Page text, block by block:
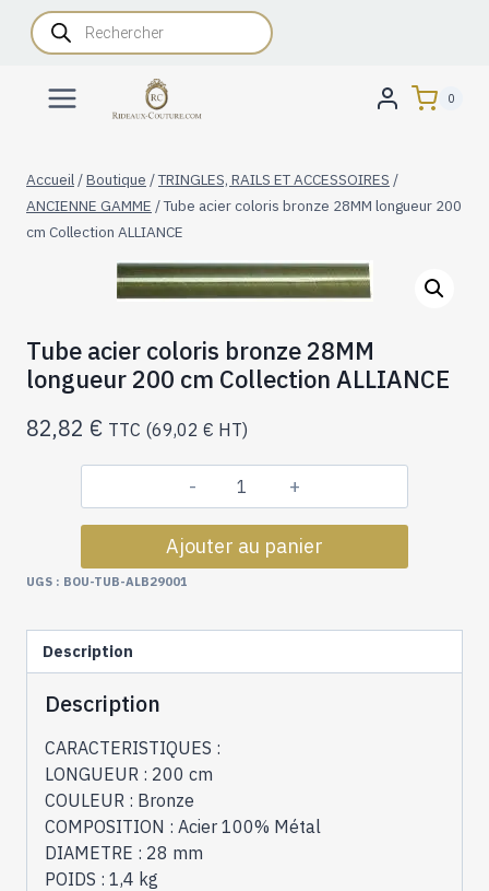
AllerRecherche
de
produits
0
Accueil /Boutique /TRINGLES, RAILS ET ACCESSOIRES /
ANCIENNE GAMME /Tube acier coloris bronze 28MM longueur 200
cm Collection ALLIANCE
Tube acier coloris bronze 28MM
longueur 200 cm Collection ALLIANCE
82,82 € TTC (69,02 € HT)
quantité
de
Tube
bronze
Ajouter au panier
UGS : BOU-TUB-ALB29001
Description
Description
CARACTERISTIQUES :
LONGUEUR : 200 cm
COULEUR : Bronze
COMPOSITION : Acier 100% Métal
DIAMETRE : 28 mm
POIDS : 1,4 kg